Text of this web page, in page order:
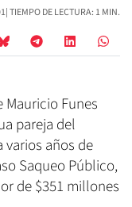
| TIEMPO DE LECTURA: 1 MIN.
Funes
pareja del
años de
Saqueo Público,
de $351 millones